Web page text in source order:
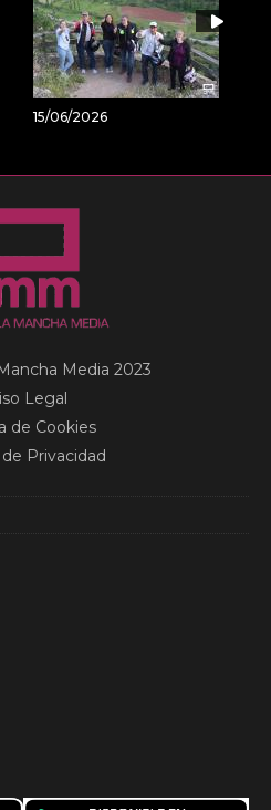
15/06/2026
Media 2023
Legal
de Cookies
Privacidad